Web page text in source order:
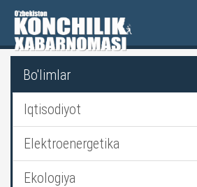
Bo'limlar
Iqtisodiyot
Elektroenergetika
Ekologiya